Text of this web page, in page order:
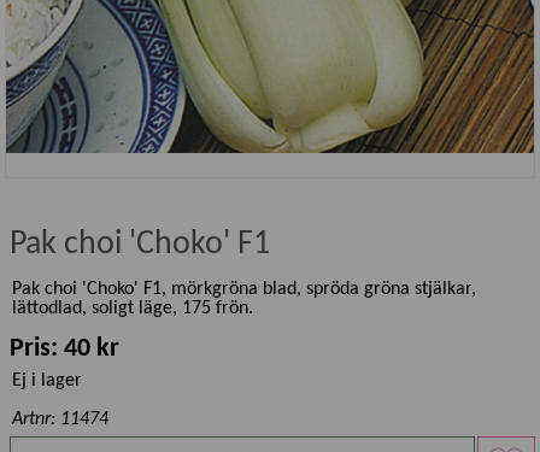
Pak choi 'Choko' F1
Pak choi 'Choko' F1, mörkgröna blad, spröda gröna stjälkar,
lättodlad, soligt läge, 175 frön.
Pris: 40 kr
Ej i lager
Artnr: 11474